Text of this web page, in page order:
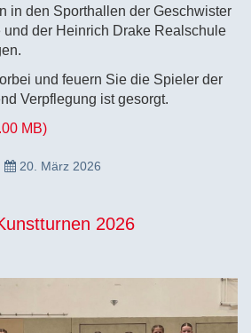
in den Sporthallen der Geschwister
der Heinrich Drake Realschule
und feuern Sie die Spieler der
Verpflegung ist gesorgt.
MB)
20. März 2026
2026